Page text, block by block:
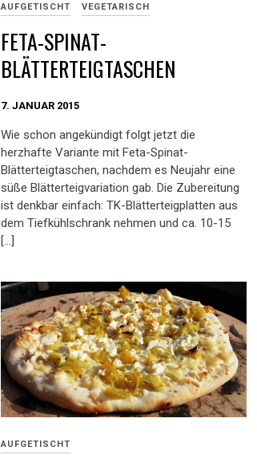
AUFGETISCHT VEGETARISCH
FETA-SPINAT-
BLÄTTERTEIGTASCHEN
7. JANUAR 2015
Wie schon angekündigt folgt jetzt die
herzhafte Variante mit Feta-Spinat-
Blätterteigtaschen, nachdem es Neujahr eine
süße Blätterteigvariation gab. Die Zubereitung
ist denkbar einfach: TK-Blätterteigplatten aus
dem Tiefkühlschrank nehmen und ca. 10-15
[…]
AUFGETISCHT